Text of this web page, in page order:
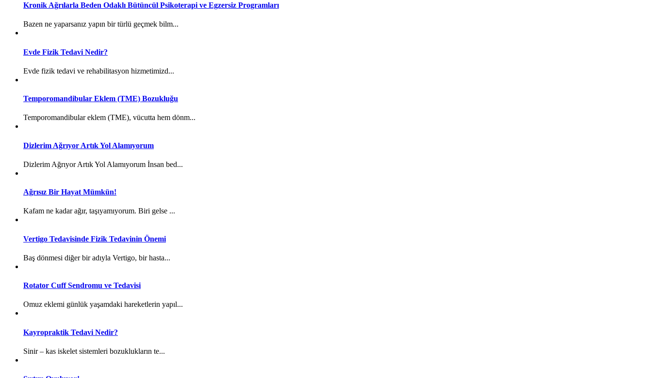
Kronik Ağrılarla Beden Odaklı Bütüncül Psikoterapi ve Egzersiz Programları
Bazen ne yaparsanız yapın bir türlü geçmek bilm...
Evde Fizik Tedavi Nedir?
Evde fizik tedavi ve rehabilitasyon hizmetimizd...
Temporomandibular Eklem (TME) Bozukluğu
Temporomandibular eklem (TME), vücutta hem dönm...
Dizlerim Ağrıyor Artık Yol Alamıyorum
Dizlerim Ağrıyor Artık Yol Alamıyorum İnsan bed...
Ağrısız Bir Hayat Mümkün!
Kafam ne kadar ağır, taşıyamıyorum. Biri gelse ...
Vertigo Tedavisinde Fizik Tedavinin Önemi
Baş dönmesi diğer bir adıyla Vertigo, bir hasta...
Rotator Cuff Sendromu ve Tedavisi
Omuz eklemi günlük yaşamdaki hareketlerin yapıl...
Kayropraktik Tedavi Nedir?
Sinir – kas iskelet sistemleri bozuklukların te...